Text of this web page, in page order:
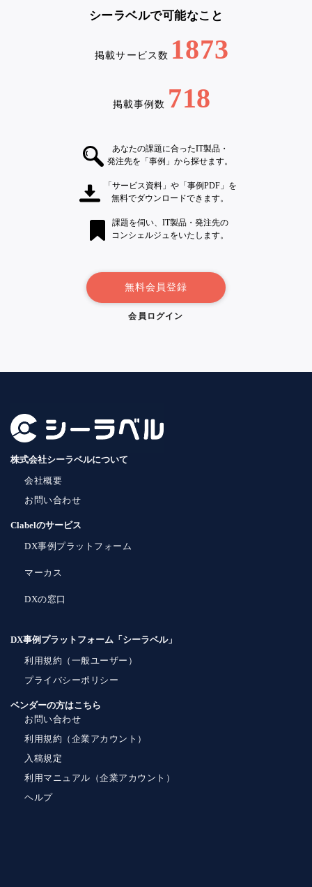
シーラベルで可能なこと
掲載サービス数 1873
掲載事例数 718
あなたの課題に合ったIT製品・
発注先を「事例」から探せます。
「サービス資料」や「事例PDF」を
無料でダウンロードできます。
課題を伺い、IT製品・発注先の
コンシェルジュをいたします。
無料会員登録
会員ログイン
株式会社シーラベルについて
会社概要
お問い合わせ
Clabelのサービス
DX事例プラットフォーム
マーカス
DXの窓口
DX事例プラットフォーム「シーラベル」
利用規約（一般ユーザー）
プライバシーポリシー
ベンダーの方はこちら
お問い合わせ
利用規約（企業アカウント）
入稿規定
利用マニュアル（企業アカウント）
ヘルプ